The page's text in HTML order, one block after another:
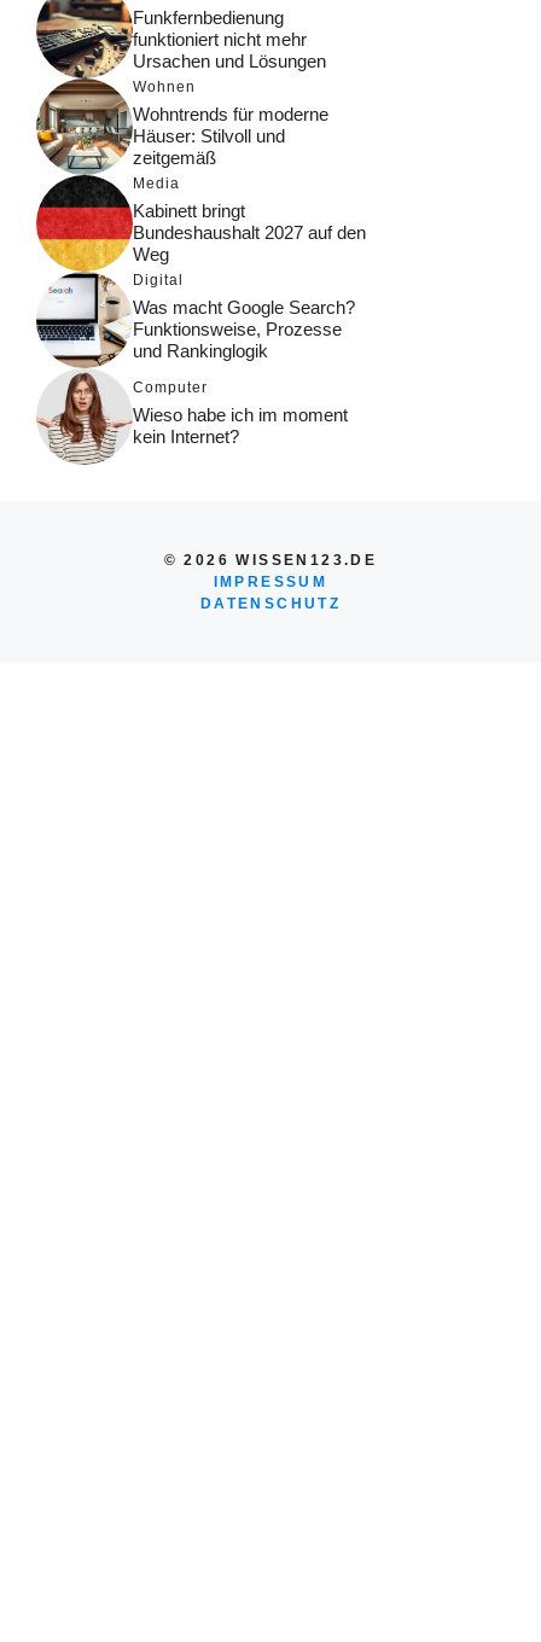
Funkfernbedienung
funktioniert nicht mehr
Ursachen und Lösungen
Wohnen
Wohntrends für moderne
Häuser: Stilvoll und
zeitgemäß
Media
Kabinett bringt
Bundeshaushalt 2027 auf den
Weg
Digital
Was macht Google Search?
Funktionsweise, Prozesse
und Rankinglogik
Computer
Wieso habe ich im moment
kein Internet?
© 2026 WISSEN123.DE
IMPRESSUM
DATENSCHUTZ